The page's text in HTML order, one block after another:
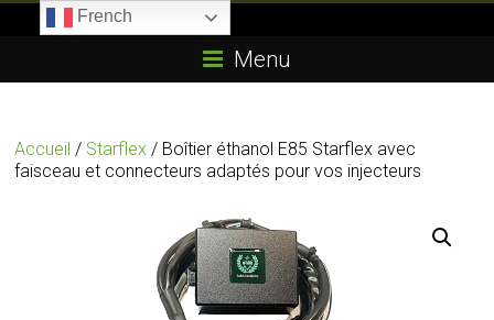
E85.com
passion
du
Menu
Accueil / Starflex / Boîtier éthanol E85 Starflex avec
faisceau et connecteurs adaptés pour vos injecteurs
French